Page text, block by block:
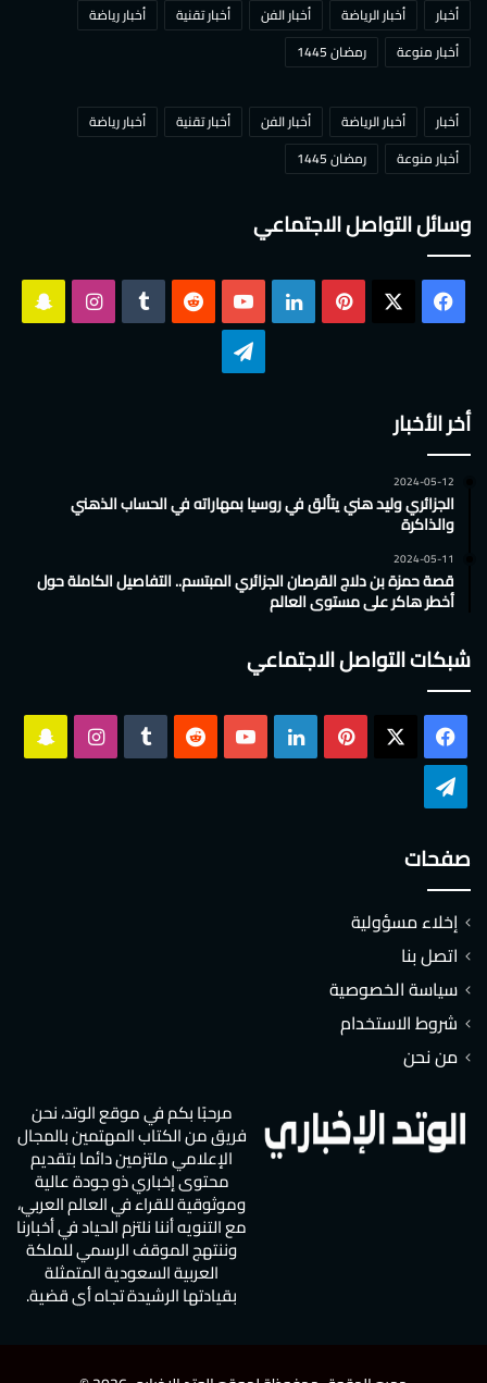
أخبار أخبار الرياضة أخبار الفن أخبار تقنية
أخبار رياضة
أخبار منوعة
رمضان 1445
أخبار أخبار الرياضة أخبار الفن أخبار تقنية
أخبار رياضة
أخبار منوعة
رمضان 1445
وسائل التواصل الاجتماعي
فيسبوك بينتيريست لينكدإن ‫YouTube انستقرام
أخر الأخبار
2024-05-12
الجزائري وليد هني يتألق في روسيا بمهاراته في الحساب الذهني
والذاكرة
2024-05-11
قصة حمزة بن دلاج القرصان الجزائري المبتسم.. التفاصيل الكاملة حول
أخطر هاكر على مستوى العالم
شبكات التواصل الاجتماعي
فيسبوك بينتيريست لينكدإن ‫YouTube انستقرام
صفحات
إخلاء مسؤولية
اتصل بنا
سياسة الخصوصية
شروط الاستخدام
من نحن
مرحبًا بكم في موقع الوتد، نحن
فريق من الكتاب المهتمين بالمجال
الإعلامي ملتزمين دائما بتقديم
محتوى إخباري ذو جودة عالية
وموثوقية للقراء في العالم العربي،
مع التنويه أننا نلتزم الحياد في أخبارنا
وننتهج الموقف الرسمي للملكة
العربية السعودية المتمثلة
بقيادتها الرشيدة تجاه أي قضية.